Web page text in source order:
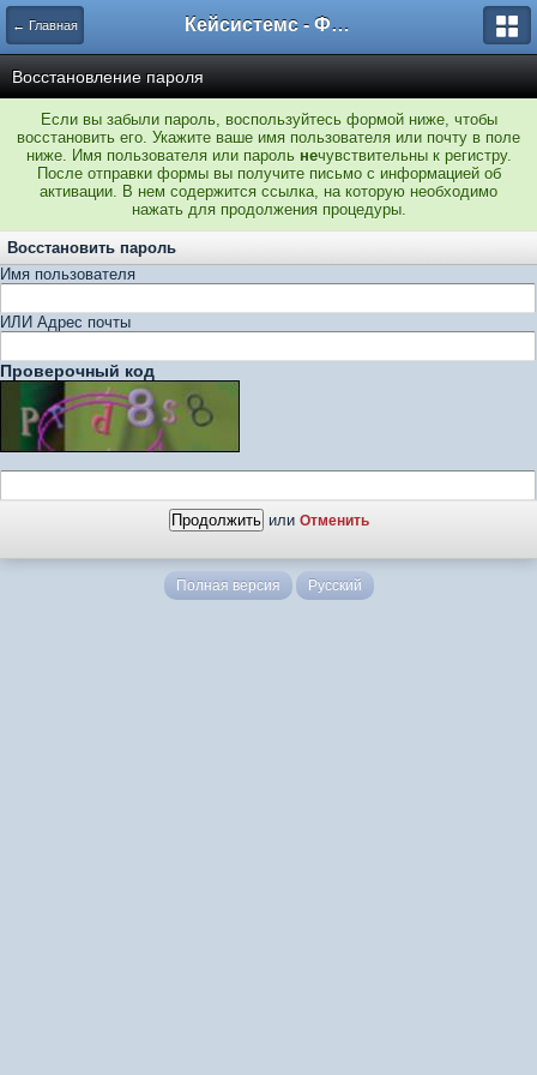
← Главная Кейсистемс - Форумы
Восстановление пароля
Если вы забыли пароль, воспользуйтесь формой ниже, чтобы
восстановить его. Укажите ваше имя пользователя или почту в поле
ниже. Имя пользователя или пароль нечувствительны к регистру.
После отправки формы вы получите письмо с информацией об
активации. В нем содержится ссылка, на которую необходимо
нажать для продолжения процедуры.
Восстановить пароль
Имя пользователя
ИЛИ Адрес почты
Проверочный код
или Отменить
Полная версия Русский